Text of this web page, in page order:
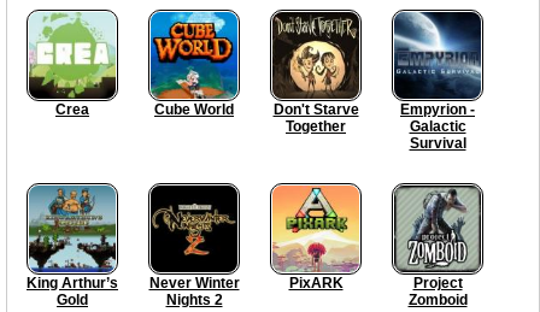
Crea Cube World
Don't Starve
Together
Empyrion -
Galactic
Survival
King Arthur’s
Gold
Never Winter
Nights 2
PixARK
Project
Zomboid